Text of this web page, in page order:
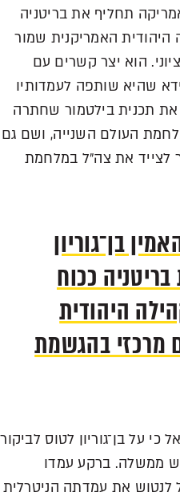
תחליף את בריטניה
היהודית האמריקנית שמור
הוא יצר קשרים עם
שהיא שותפה לעמדותיו
את תכנית בילטמור שחתרה
העולם השנייה, ושם גם
לצייד את צה״ל במלחמת
בן־גוריון
ככוח
היהודית
מרכזי בהגשמת
בישראל כי על בן־גוריון לטוס לביקור
ממשלה. ברקע עמדו
את עמדתה הניטרלית